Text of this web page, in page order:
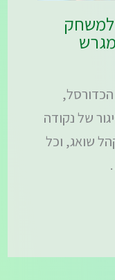
של נקודה
שואג, וכל